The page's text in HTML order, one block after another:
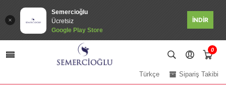
Semercioğlu
Ücretsiz
Google Play Store
İNDİR
0
Sipariş Takibi
Türkçe